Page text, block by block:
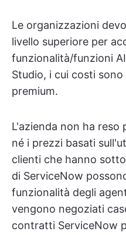
Le organizzazioni
livello superiore per
funzionalità/funzioni
Studio, i cui costi
premium.
L'azienda non ha reso
né i prezzi basati
clienti che hanno
di ServiceNow
funzionalità degli
vengono negoziati
contratti ServiceNow